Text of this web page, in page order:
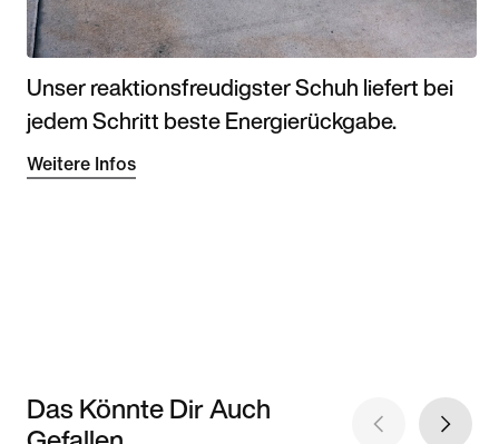
Unser reaktionsfreudigster Schuh liefert bei
jedem Schritt beste Energierückgabe.
Weitere Infos
Das Könnte Dir Auch